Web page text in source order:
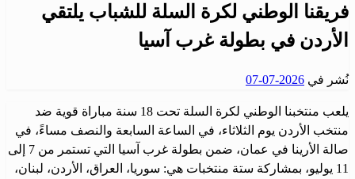
فريقنا الوطني لكرة السلة للشباب يلتقي
الأردن في بطولة غرب آسيا
نُشر في 2026-07-07
يلعب منتخبنا الوطني لكرة السلة تحت 18 سنة مباراة قوية ضد
منتخب الأردن يوم الثلاثاء، في الساعة السابعة والنصف مساءً، في
صالة الأرينا في عمان، ضمن بطولة غرب آسيا التي تستمر من 7 إلى
11 يوليو، بمشاركة ستة منتخبات هي: سوريا، العراق، الأردن، لبنان،